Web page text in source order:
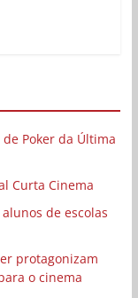
Poker da Última
Curta Cinema
de escolas
protagonizam
o cinema